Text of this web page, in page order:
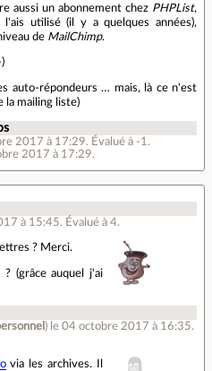
aussi un abonnement chez PHPList,
utilisé (il y a quelques années),
de MailChimp.
auto-répondeurs … mais, là ce n'est
la mailing liste)
2017 à 17:29. Évalué à -1 .
2017 à 17:29.
à 15:45. Évalué à 4.
? Merci.
(grâce auquel j'ai
) le 04 octobre 2017 à 16:35.
via les archives. Il